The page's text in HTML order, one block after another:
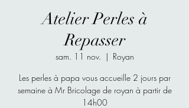
Atelier Perles à
Repasser
sam. 11 nov.
  |
Royan
Les perles à papa vous accueille 2 jours par
semaine à Mr Bricolage de royan à partir de
14h00